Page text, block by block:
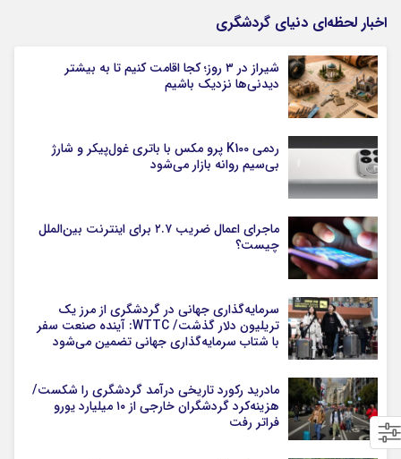
اخبار لحظه‌ای دنیای گردشگری
شیراز در ۳ روز؛ کجا اقامت کنیم تا به بیشتر
دیدنی‌ها نزدیک باشیم
ردمی K100 پرو مکس با باتری غول‌پیکر و شارژ
بی‌سیم روانه بازار می‌شود
ماجرای اعمال ضریب ۲.۷ برای اینترنت بین‌الملل
چیست؟
سرمایه‌گذاری جهانی در گردشگری از مرز یک
تریلیون دلار گذشت/ WTTC: آینده صنعت سفر
با شتاب سرمایه‌گذاری جهانی تضمین می‌شود
مادرید رکورد تاریخی درآمد گردشگری را شکست/
هزینه‌کرد گردشگران خارجی از ۱۰ میلیارد یورو
فراتر رفت